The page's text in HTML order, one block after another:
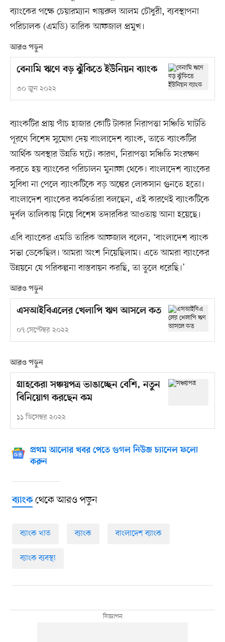
ব্যাংকের পক্ষে চেয়ারম্যান খায়রুল আলম চৌধুরী, ব্যবস্থাপনা
পরিচালক (এমডি) তারিক আফজাল প্রমুখ।
আরও পড়ুন
বেনামি ঋণে বড় ঝুঁকিতে ইউনিয়ন ব্যাংক
৩০ জুন ২০২২
ব্যাংকটির প্রায় পাঁচ হাজার কোটি টাকার নিরাপত্তা সঞ্চিতি ঘাটতি
পূরণে বিশেষ সুযোগ দেয় বাংলাদেশ ব্যাংক, তাতে ব্যাংকটির
আর্থিক অবস্থার উন্নতি ঘটে। কারণ, নিরাপত্তা সঞ্চিতি সংরক্ষণ
করতে হয় ব্যাংকের পরিচালন মুনাফা থেকে। বাংলাদেশ ব্যাংকের
সুবিধা না পেলে ব্যাংকটিকে বড় অঙ্কের লোকসান গুনতে হতো।
বাংলাদেশ ব্যাংকের কর্মকর্তারা বলছেন, এই কারণেই ব্যাংকটিকে
দুর্বল তালিকায় নিয়ে বিশেষ তদারকির আওতায় আনা হয়েছে।
এবি ব্যাংকের এমডি তারিক আফজাল বলেন, ‘বাংলাদেশ ব্যাংক
সভা ডেকেছিল। আমরা অংশ নিয়েছিলাম। এতে আমরা ব্যাংকের
উন্নয়নে যে পরিকল্পনা বাস্তবায়ন করছি, তা তুলে ধরেছি।’
আরও পড়ুন
এসআইবিএলের খেলাপি ঋণ আসলে কত
০৭ সেপ্টেম্বর ২০২২
আরও পড়ুন
গ্রাহকেরা সঞ্চয়পত্র ভাঙাচ্ছেন বেশি, নতুন
বিনিয়োগ করছেন কম
১১ ডিসেম্বর ২০২২
প্রথম আলোর খবর পেতে গুগল নিউজ চ্যানেল ফলো
করুন
ব্যাংকথেকে আরও পড়ুন
ব্যাংক খাত ব্যাংক বাংলাদেশ ব্যাংক
ব্যাংক ব্যবস্থা